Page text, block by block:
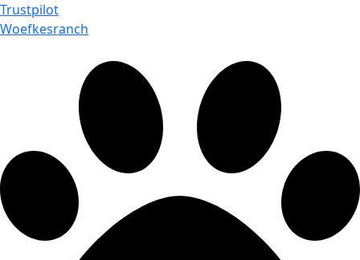
Trustpilot
Woefkesranch